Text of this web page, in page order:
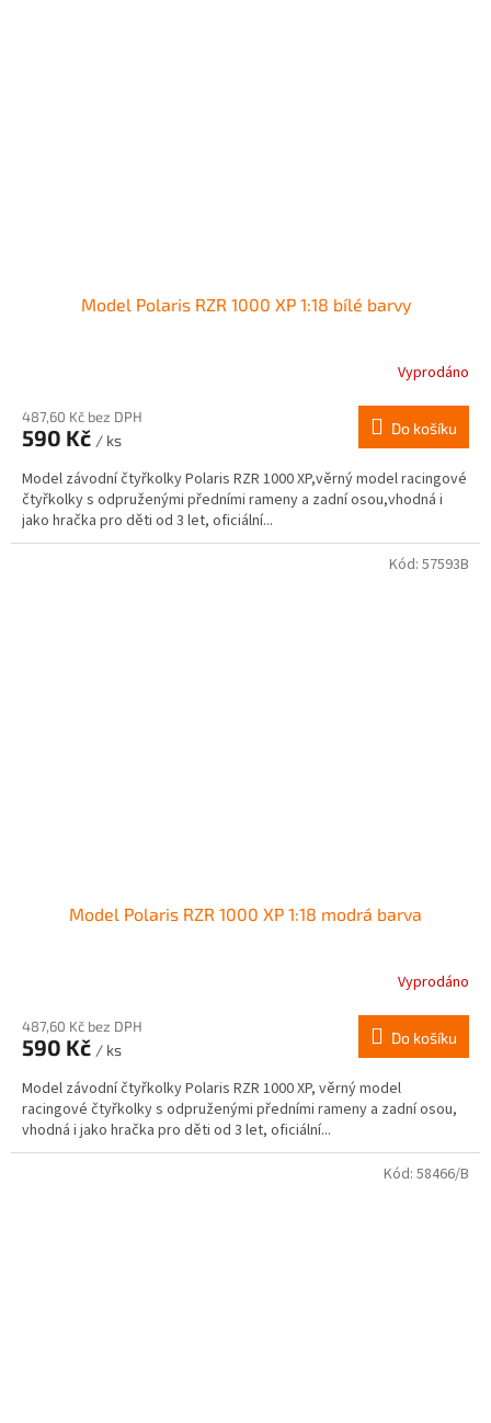
Model Polaris RZR 1000 XP 1:18 bílé barvy
Vyprodáno
487,60 Kč bez DPH
590 Kč / ks
Do košíku
Model závodní čtyřkolky Polaris RZR 1000 XP,věrný model racingové
čtyřkolky s odpruženými předními rameny a zadní osou,vhodná i
jako hračka pro děti od 3 let, oficiální...
Model Polaris RZR 1000 XP 1:18 modrá barva
Vyprodáno
487,60 Kč bez DPH
590 Kč / ks
Do košíku
Model závodní čtyřkolky Polaris RZR 1000 XP, věrný model
racingové čtyřkolky s odpruženými předními rameny a zadní osou,
vhodná i jako hračka pro děti od 3 let, oficiální...
Kód: 57593B
Kód: 58466/B